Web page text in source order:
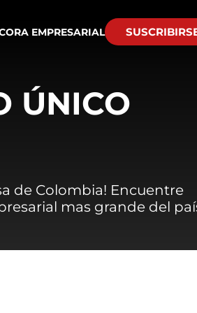
EMPRESARIAL
ÚNICO
de Colombia! Encuentre
mas grande del